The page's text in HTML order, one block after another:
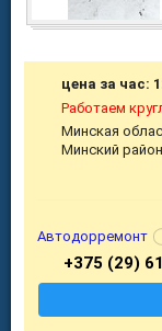
цена за час:
Работаем
Минская
Минский
Автодорремонт
+375 (29)